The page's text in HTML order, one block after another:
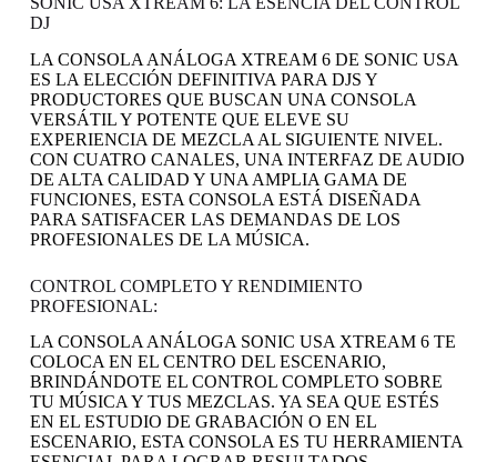
DJ
LA CONSOLA ANÁLOGA XTREAM 6 DE SONIC USA
ES LA ELECCIÓN DEFINITIVA PARA DJS Y
PRODUCTORES QUE BUSCAN UNA CONSOLA
VERSÁTIL Y POTENTE QUE ELEVE SU
EXPERIENCIA DE MEZCLA AL SIGUIENTE NIVEL.
CON CUATRO CANALES, UNA INTERFAZ DE AUDIO
DE ALTA CALIDAD Y UNA AMPLIA GAMA DE
FUNCIONES, ESTA CONSOLA ESTÁ DISEÑADA
PARA SATISFACER LAS DEMANDAS DE LOS
PROFESIONALES DE LA MÚSICA.
CONTROL COMPLETO Y RENDIMIENTO
PROFESIONAL:
LA CONSOLA ANÁLOGA SONIC USA XTREAM 6 TE
COLOCA EN EL CENTRO DEL ESCENARIO,
BRINDÁNDOTE EL CONTROL COMPLETO SOBRE
TU MÚSICA Y TUS MEZCLAS. YA SEA QUE ESTÉS
EN EL ESTUDIO DE GRABACIÓN O EN EL
ESCENARIO, ESTA CONSOLA ES TU HERRAMIENTA